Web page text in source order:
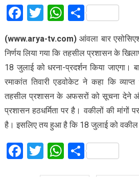
Facebook
Twitter
WhatsApp
Share
(www.arya-tv.com)आंवला बार
निर्णय लिया गया कि तहसील प्रशासन के
18 जुलाई को धरना-प्रदर्शन किया जाएगा।
रमाकांत तिवारी एडवोकेट ने कहा कि
तहसील प्रशासन के अफसरों को सूचना देने
प्रशासन हठधर्मिता पर है। वकीलों की मांगों
है। इसलिए तय हुआ है कि 18 जुलाई को वकील
Facebook
Twitter
WhatsApp
Share